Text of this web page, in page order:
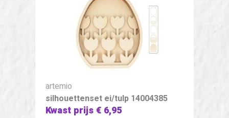
artemio
silhouettenset ei/tulp 14004385
Kwast prijs€ 6,95